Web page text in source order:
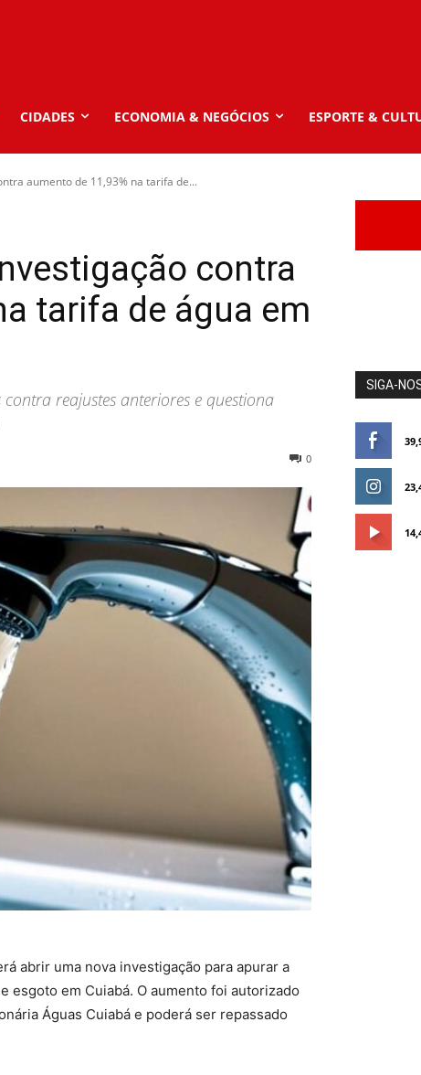
CIDADES ECONOMIA & NEGÓCIOS ESPORTE &
aumento de 11,93% na tarifa de...
contra
tarifa de água em
reajustes anteriores e questiona
0
abrir uma nova investigação para apurar a
esgoto em Cuiabá. O aumento foi autorizado
Águas Cuiabá e poderá ser repassado
SIGA-